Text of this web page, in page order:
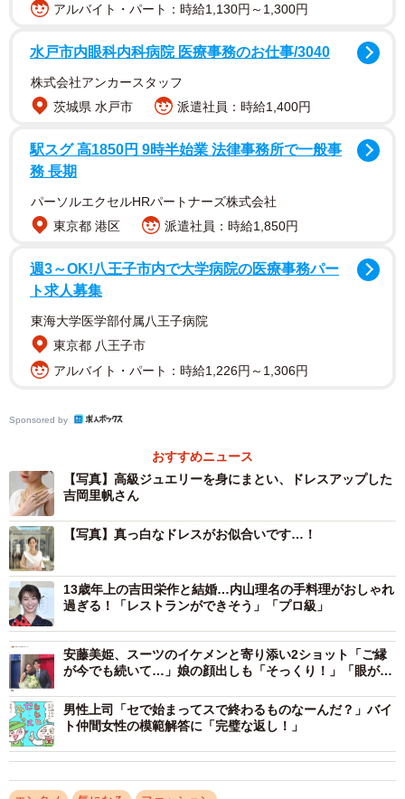
SNSでは、「眼福！！！！唸る美しさです」「ため息が出
るほど清楚な美しさです」「脳が追いつかないくらい美し
「これが話題の国宝ですか？」「これぞ美の饗宴」「やは
りTiffanyは可愛らしさがあっていい」「Tiffanyの美しさを
超える里帆ちゃん」「美しすぎてクラクラ」などのコメン
トがあった。
アルバイト・パート：時給1,130円～1,300円
水戸市内眼科内科病院 医療事務のお仕事/3040
株式会社アンカースタッフ
茨城県 水戸市
派遣社員：時給1,400円
駅スグ 高1850円 9時半始業 法律事務所で一般事
務 長期
パーソルエクセルHRパートナーズ株式会社
東京都 港区
派遣社員：時給1,850円
週3～OK!八王子市内で大学病院の医療事務パー
ト求人募集
東海大学医学部付属八王子病院
東京都 八王子市
アルバイト・パート：時給1,226円～1,306円
Sponsored by
おすすめニュース
【写真】高級ジュエリーを身にまとい、ドレスアップした
吉岡里帆さん
【写真】真っ白なドレスがお似合いです…！
13歳年上の吉田栄作と結婚…内山理名の手料理がおしゃれ
過ぎる！「レストランができそう」「プロ級」
安藤美姫、スーツのイケメンと寄り添い2ショット「ご縁
が今でも続いて…」娘の顔出しも「そっくり！」「眼が似
男性上司「セで始まってスで終わるものなーんだ？」バイ
ト仲間女性の模範解答に「完璧な返し！」